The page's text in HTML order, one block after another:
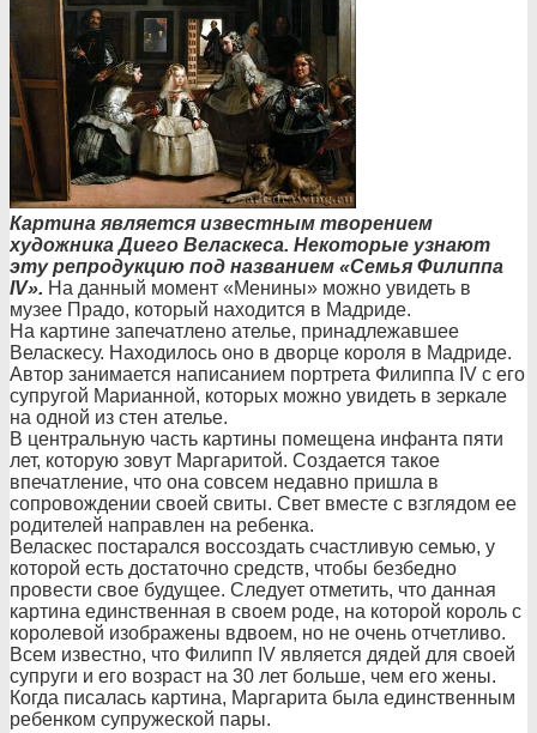
Картина является известным творением
художника Диего Веласкеса. Некоторые узнают
эту репродукцию под названием «Семья Филиппа
IV». На данный момент «Менины» можно увидеть в
музее Прадо, который находится в Мадриде.
На картине запечатлено ателье, принадлежавшее
Веласкесу. Находилось оно в дворце короля в Мадриде.
Автор занимается написанием портрета Филиппа IV с его
супругой Марианной, которых можно увидеть в зеркале
на одной из стен ателье.
В центральную часть картины помещена инфанта пяти
лет, которую зовут Маргаритой. Создается такое
впечатление, что она совсем недавно пришла в
сопровождении своей свиты. Свет вместе с взглядом ее
родителей направлен на ребенка.
Веласкес постарался воссоздать счастливую семью, у
которой есть достаточно средств, чтобы безбедно
провести свое будущее. Следует отметить, что данная
картина единственная в своем роде, на которой король с
королевой изображены вдвоем, но не очень отчетливо.
Всем известно, что Филипп IV является дядей для своей
супруги и его возраст на 30 лет больше, чем его жены.
Когда писалась картина, Маргарита была единственным
ребенком супружеской пары.